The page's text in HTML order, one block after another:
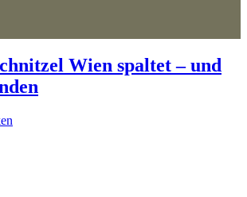
Wien spaltet – und